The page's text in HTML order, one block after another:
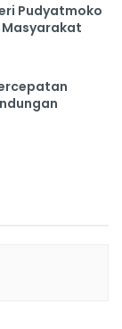
Pudyatmoko
Masyarakat